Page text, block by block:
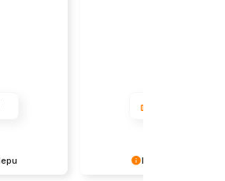
Komentarz sklepu